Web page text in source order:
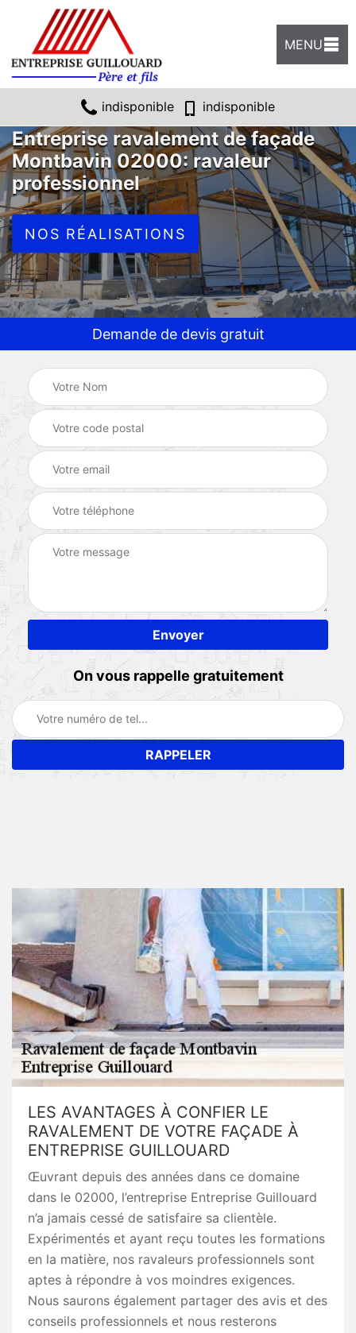
MENU
indisponible indisponible
Entreprise ravalement de façade
Montbavin 02000: ravaleur
professionnel
NOS RÉALISATIONS
Demande de devis gratuit
On vous rappelle gratuitement
LES AVANTAGES À CONFIER LE
RAVALEMENT DE VOTRE FAÇADE À
ENTREPRISE GUILLOUARD
Œuvrant depuis des années dans ce domaine
dans le 02000, l’entreprise Entreprise Guillouard
n’a jamais cessé de satisfaire sa clientèle.
Expérimentés et ayant reçu toutes les formations
en la matière, nos ravaleurs professionnels sont
aptes à répondre à vos moindres exigences.
Nous saurons également partager des avis et des
conseils professionnels et nous resterons